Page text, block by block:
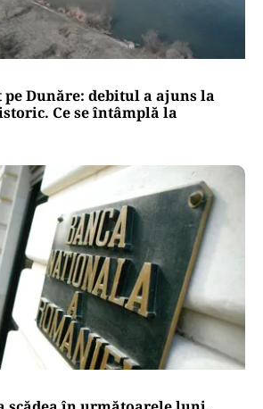
„pentru consum propriu”
Fiscului. Portița pe care
statul
pe Dunăre: debitul a ajuns la
Ce se întâmplă la